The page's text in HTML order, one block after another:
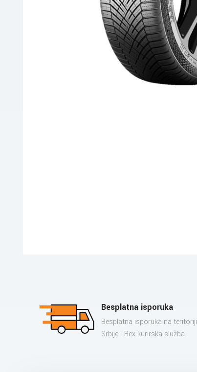
Besplatna isporuka
Besplatna isporuka na teritoriji
Srbije - Bex kurirska služba